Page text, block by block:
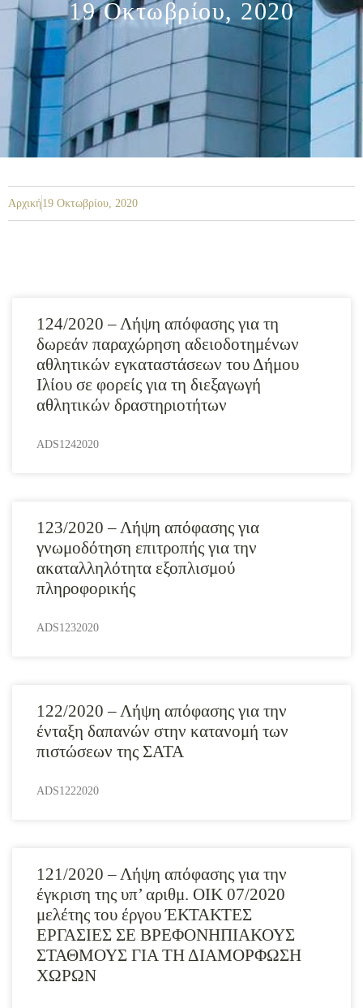
19 Οκτωβρίου, 2020
Αρχική19 Οκτωβρίου, 2020
124/2020 – Λήψη απόφασης για τη
δωρεάν παραχώρηση αδειοδοτημένων
αθλητικών εγκαταστάσεων του Δήμου
Ιλίου σε φορείς για τη διεξαγωγή
αθλητικών δραστηριοτήτων
ADS1242020
123/2020 – Λήψη απόφασης για
γνωμοδότηση επιτροπής για την
ακαταλληλότητα εξοπλισμού
πληροφορικής
ADS1232020
122/2020 – Λήψη απόφασης για την
ένταξη δαπανών στην κατανομή των
πιστώσεων της ΣΑΤΑ
ADS1222020
121/2020 – Λήψη απόφασης για την
έγκριση της υπ’ αριθμ. ΟΙΚ 07/2020
μελέτης του έργου ΈΚΤΑΚΤΕΣ
ΕΡΓΑΣΙΕΣ ΣΕ ΒΡΕΦΟΝΗΠΙΑΚΟΥΣ
ΣΤΑΘΜΟΥΣ ΓΙΑ ΤΗ ΔΙΑΜΟΡΦΩΣΗ
ΧΩΡΩΝ